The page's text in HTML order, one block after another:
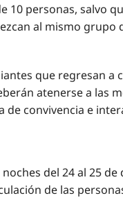
10 personas, salvo
al mismo
que regresan a
atenerse a las
convivencia e
del 24 al 25
de las